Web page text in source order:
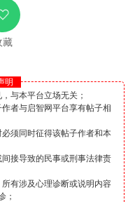
藏
明
与本平台立场无关；
者与启智网平台享有帖子相
须同时征得该帖子作者和本
接导致的民事或刑事法律责
有涉及心理诊断或说明内容
；